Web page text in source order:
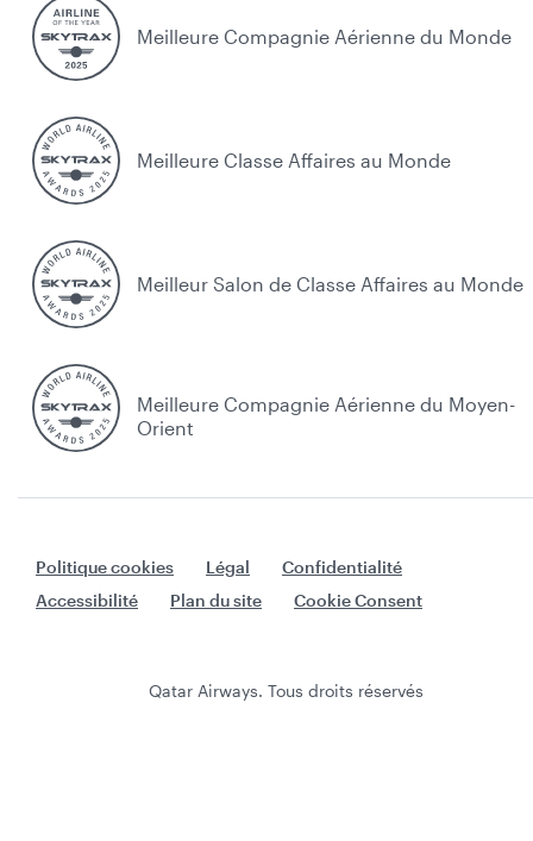
Meilleure Compagnie Aérienne du Monde
Meilleure Classe Affaires au Monde
Meilleur Salon de Classe Affaires au Monde
Meilleure Compagnie Aérienne du Moyen-
Orient
Politique cookies Légal
Confidentialité
Accessibilité
Plan du site Cookie Consent
Qatar Airways. Tous droits réservés